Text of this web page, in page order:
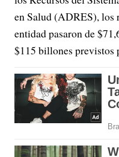
en Salud (ADRES), los
entidad pasaron de
$115 billones previstos